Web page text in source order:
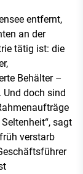
entfernt,
an der
tätig ist: die
Behälter –
doch sind
sagt
verstarb